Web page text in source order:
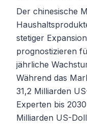
Der chinesische
stetiger
prognostizieren
jährliche
Während das
31,2 Milliarden
Experten bis
Milliarden US-